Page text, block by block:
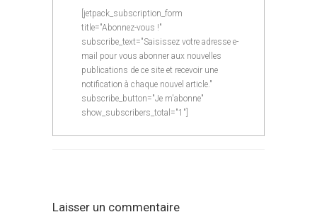
[jetpack_subscription_form
title="Abonnez-vous !"
subscribe_text="Saisissez votre adresse e-
mail pour vous abonner aux nouvelles
publications de ce site et recevoir une
notification à chaque nouvel article."
subscribe_button="Je m'abonne"
show_subscribers_total="1"]
Laisser un commentaire